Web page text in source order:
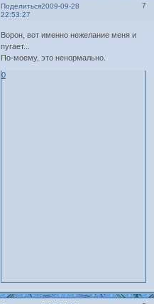
Поделиться 7
2009-09-28
22:53:27
Ворон, вот именно нежелание меня и
пугает...
По-моему, это ненормально.
0